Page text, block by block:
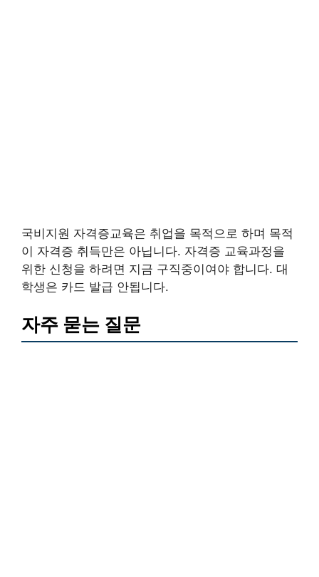
국비지원 자격증교육은 취업을 목적으로 하며 목적
이 자격증 취득만은 아닙니다. 자격증 교육과정을
위한 신청을 하려면 지금 구직중이여야 합니다. 대
학생은 카드 발급 안됩니다.
자주 묻는 질문